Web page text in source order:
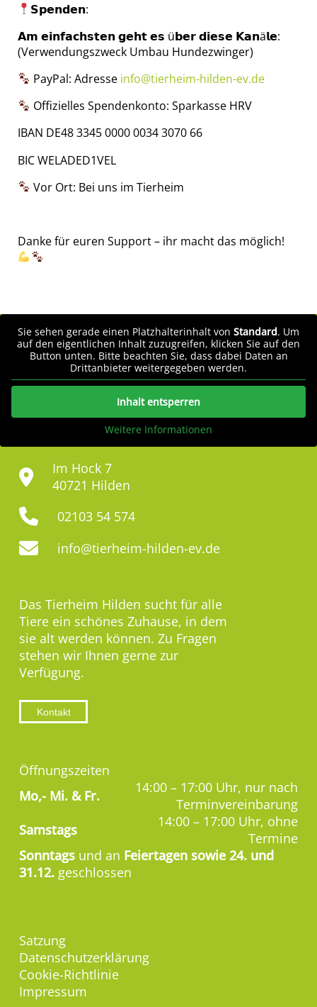
𝗦𝗽𝗲𝗻𝗱𝗲𝗻:
𝗔𝗺 𝗲𝗶𝗻𝗳𝗮𝗰𝗵𝘀𝘁𝗲𝗻 𝗴𝗲𝗵𝘁 𝗲𝘀 ü𝗯𝗲𝗿 𝗱𝗶𝗲𝘀𝗲 𝗞𝗮𝗻ä𝗹𝗲:
(Verwendungszweck Umbau Hundezwinger)
PayPal: Adresse info@tierheim-hilden-ev.de
Offizielles Spendenkonto: Sparkasse HRV
IBAN DE48 3345 0000 0034 3070 66
BIC WELADED1VEL
Vor Ort: Bei uns im Tierheim
Danke für euren Support – ihr macht das möglich!
Sie sehen gerade einen Platzhalterinhalt von Standard. Um
auf den eigentlichen Inhalt zuzugreifen, klicken Sie auf den
Button unten. Bitte beachten Sie, dass dabei Daten an
Drittanbieter weitergegeben werden.
Inhalt entsperren
Weitere Informationen
Im Hock 7
40721 Hilden
02103 54 574
info@tierheim-hilden-ev.de
Das Tierheim Hilden sucht für alle
Tiere ein schönes Zuhause, in dem
sie alt werden können. Zu Fragen
stehen wir Ihnen gerne zur
Verfügung.
Kontakt
Öffnungszeiten
Mo,- Mi. & Fr.
14:00 – 17:00 Uhr, nur nach
Terminvereinbarung
Samstags
14:00 – 17:00 Uhr, ohne
Termine
Sonntags und an Feiertagen sowie 24. und
31.12. geschlossen
Satzung
Datenschutzerklärung
Cookie-Richtlinie
Impressum